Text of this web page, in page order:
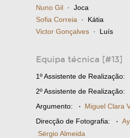
Nuno Gil · Joca
Sofia Correia · Kátia
Victor Gonçalves · Luís
Equipa técnica [#13]
1º Assistente de Realização:
2º Assistente de Realização:
Argumento: · Miguel Clara
Direcção de Fotografia: ·
Sérgio Almeida